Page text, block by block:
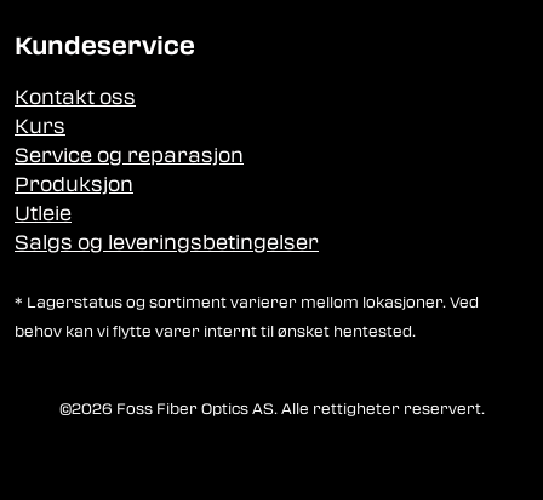
Kundeservice
Kontakt oss
Kurs
Service og reparasjon
Produksjon
Utleie
Salgs og leveringsbetingelser
* Lagerstatus og sortiment varierer mellom lokasjoner. Ved
behov kan vi flytte varer internt til ønsket hentested.
©2026 Foss Fiber Optics AS. Alle rettigheter reservert.